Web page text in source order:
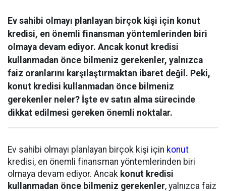
Ev sahibi olmayı planlayan birçok kişi için konut
kredisi, en önemli finansman yöntemlerinden biri
olmaya devam ediyor. Ancak konut kredisi
kullanmadan önce bilmeniz gerekenler, yalnızca
faiz oranlarını karşılaştırmaktan ibaret değil. Peki,
konut kredisi kullanmadan önce bilmeniz
gerekenler neler? İşte ev satın alma sürecinde
dikkat edilmesi gereken önemli noktalar.
Ev sahibi olmayı planlayan birçok kişi için konut
kredisi, en önemli finansman yöntemlerinden biri
olmaya devam ediyor. Ancak konut kredisi
kullanmadan önce bilmeniz gerekenler, yalnızca faiz